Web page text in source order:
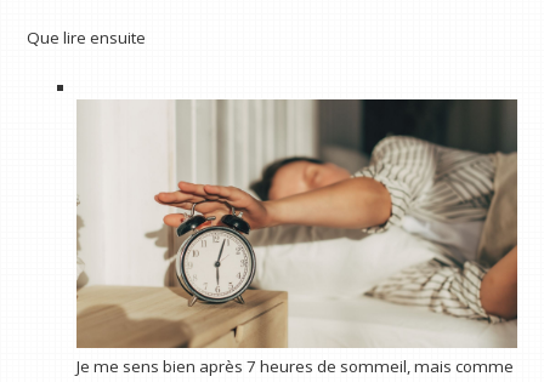
Que lire ensuite
Je me sens bien après 7 heures de sommeil, mais comme